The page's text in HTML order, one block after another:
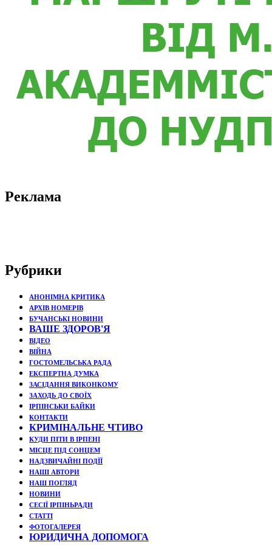
Реклама
Рубрики
АНОНІМНА КРИТИКА
АРХІВ НОМЕРІВ
БУЧАНСЬКІ НОВИНИ
ВАШЕ ЗДОРОВ'Я
ВІДЕО
ВІЙНА
ГОСТОМЕЛЬСЬКА РАДА
ЕКСПЕРТНА ДУМКА
ЗАСІДАННЯ ВИКОНКОМУ
ЗАХОДЬ ДО СВОЇХ
ІРПІНСЬКИ БАЙКИ
КОНТАКТИ
КРИМІНАЛЬНЕ ЧТИВО
КУДИ ПІТИ В ІРПЕНІ
МІСЦЕ ПІД СОНЦЕМ
НАДЗВИЧАЙНІ ПОДЇЇ
НАШІ АВТОРИ
НАШ ПОГЛЯД
НОВИНИ
СЕСІЇ ІРПІНЬРАДИ
СТАТТІ
ФОТОГАЛЕРЕЯ
ЮРИДИЧНА ДОПОМОГА